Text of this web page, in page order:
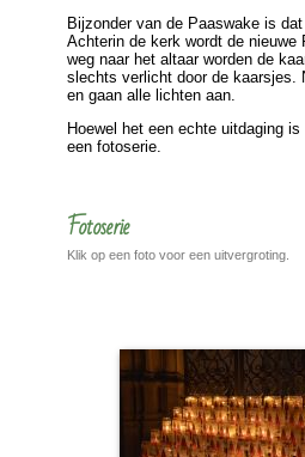
Bij­zon­der van de Paas­wake is
Achterin de kerk wordt de
weg naar het altaar wor­den de
slechts verlicht door de kaarsjes.
en gaan alle lichten aan.
Hoewel het een echte uit­daging
een foto­se­rie.
Fotoserie
Klik op een foto voor een uitvergroting.